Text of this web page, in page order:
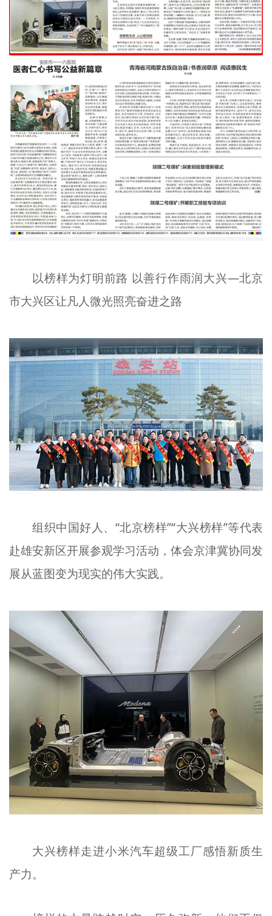
以榜样为灯明前路 以善行作雨润大兴—北京
市大兴区让凡人微光照亮奋进之路
组织中国好人、“北京榜样”“大兴榜样”等代表
赴雄安新区开展参观学习活动，体会京津冀协同发
展从蓝图变为现实的伟大实践。
大兴榜样走进小米汽车超级工厂感悟新质生
产力。